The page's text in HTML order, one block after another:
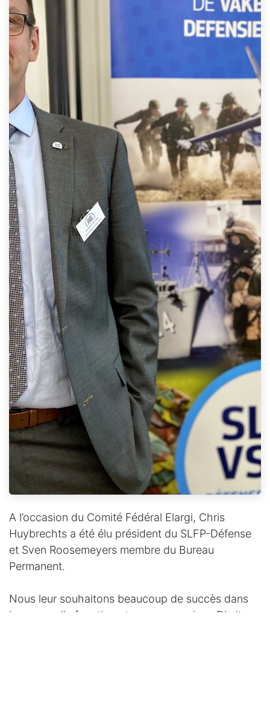
A l’occasion du Comité Fédéral Elargi, Chris
Huybrechts a été élu président du SLFP-Défense
et Sven Roosemeyers membre du Bureau
Permanent.
Nous leur souhaitons beaucoup de succès dans
leur nouvelle fonction et nous remercions Dimitry